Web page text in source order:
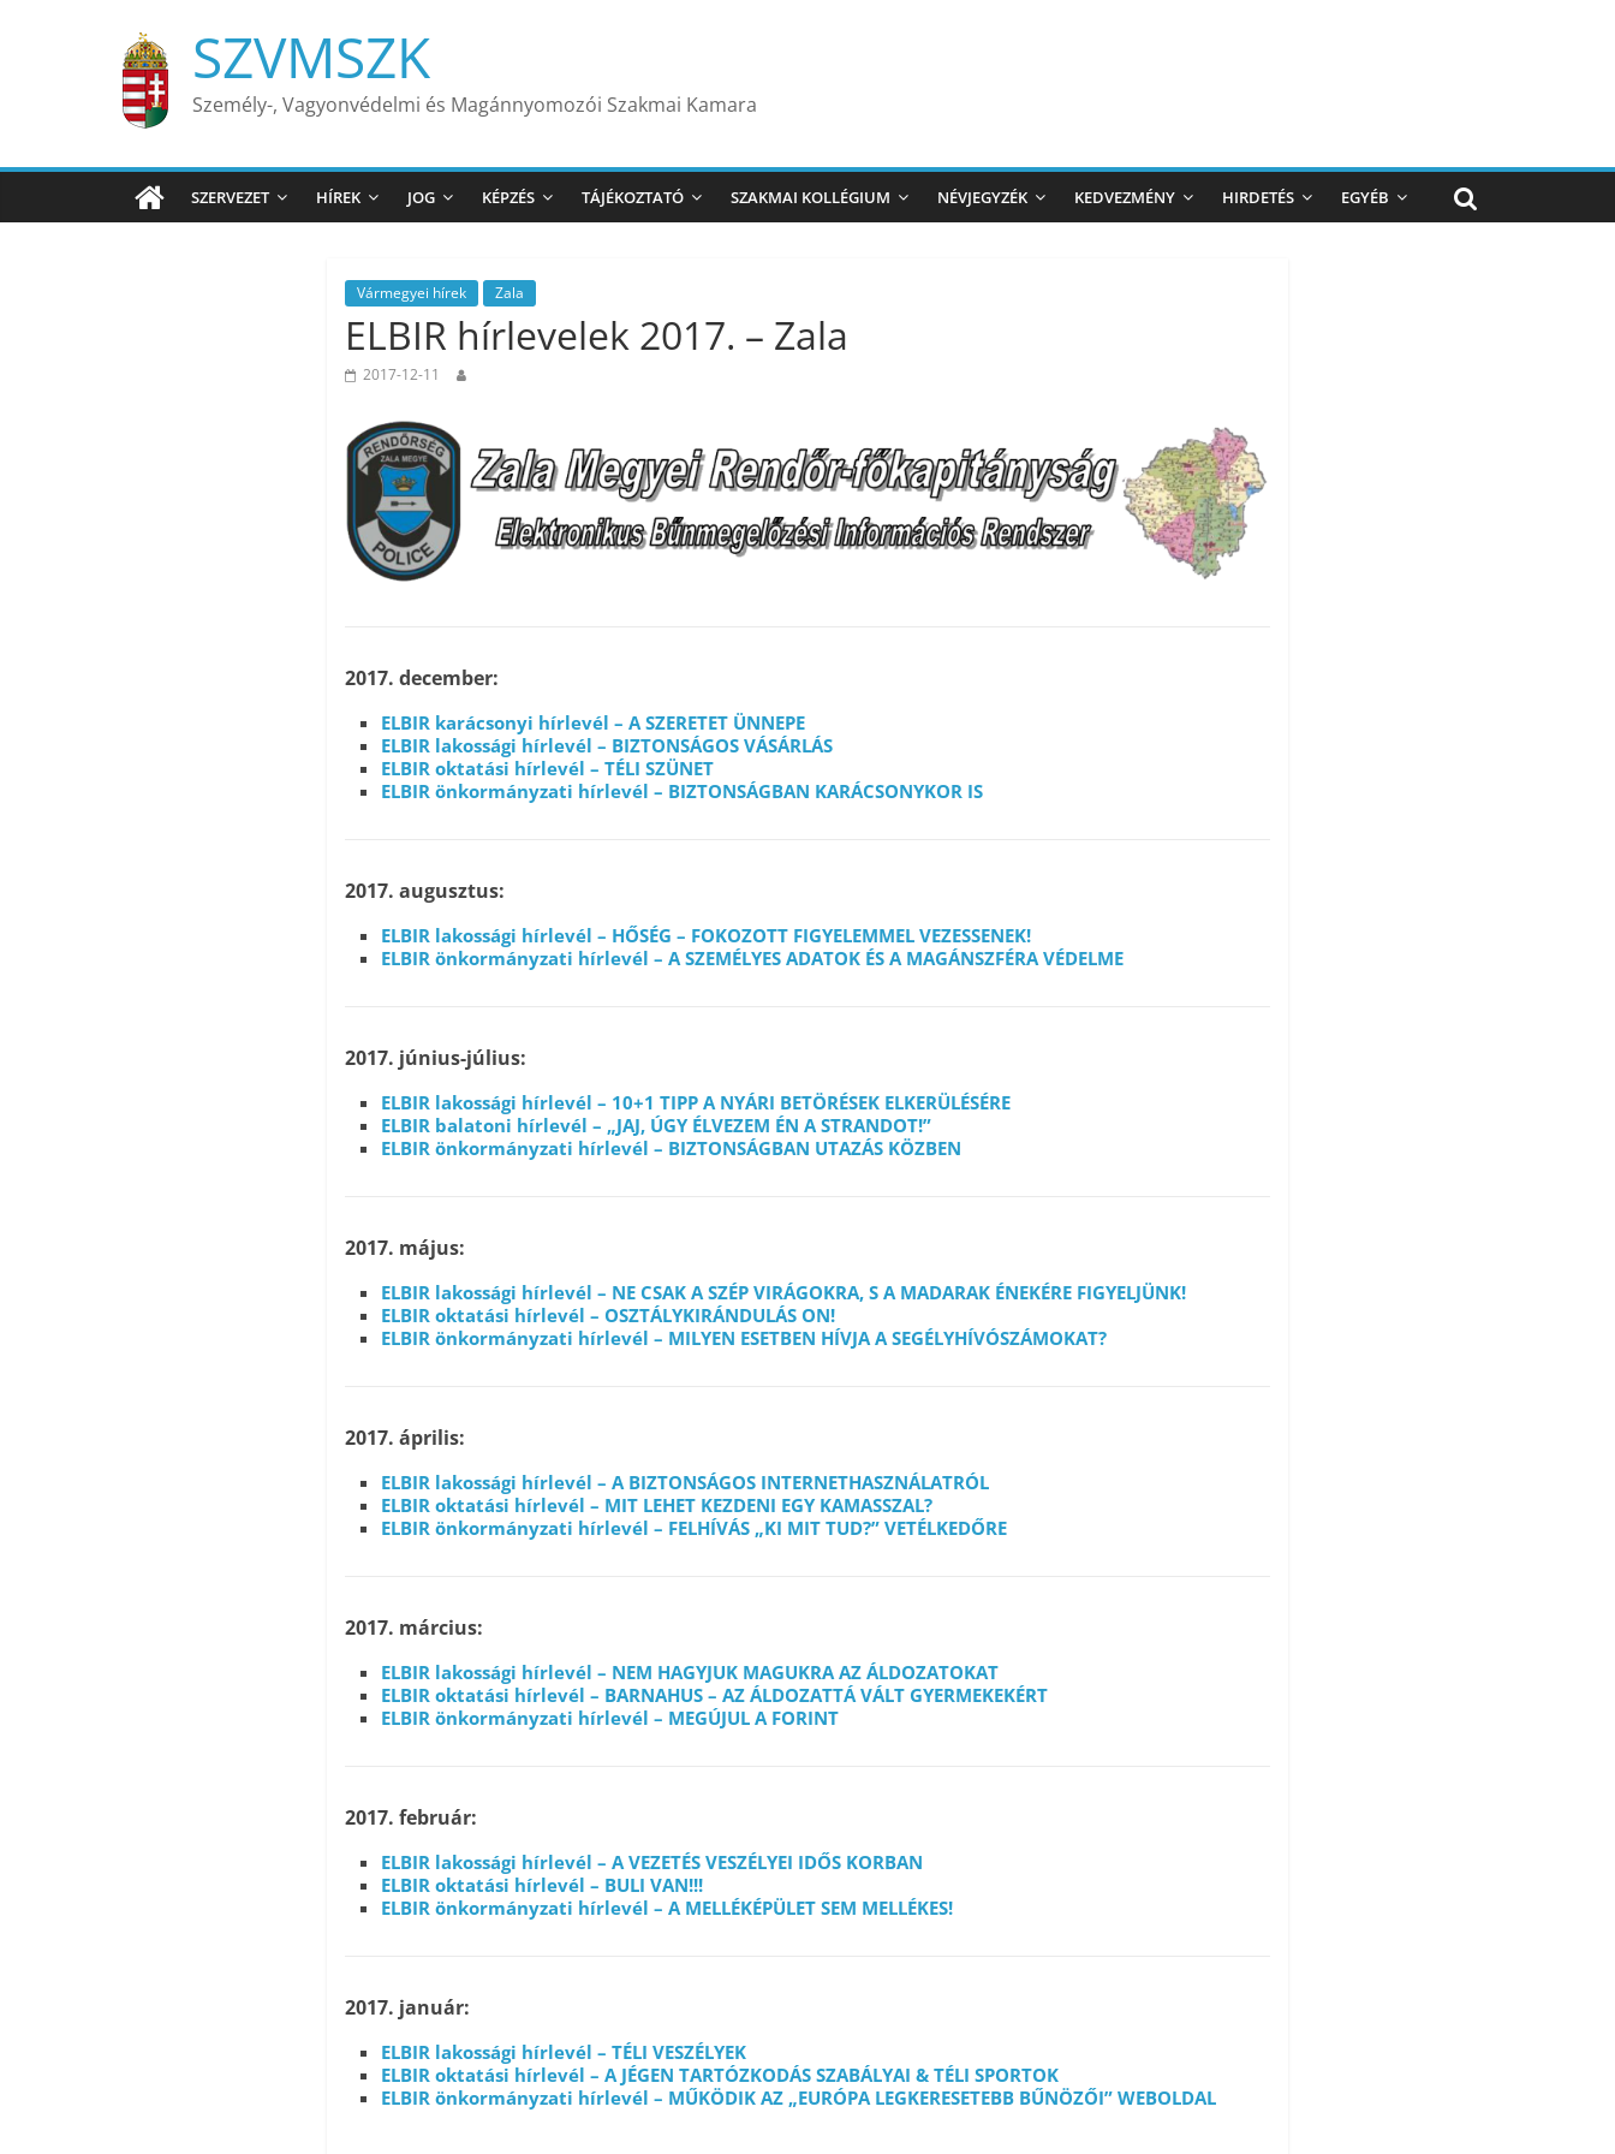
SZVMSZK
Személy-, Vagyonvédelmi és Magánnyomozói Szakmai Kamara
SZERVEZET HÍREK JOG KÉPZÉS TÁJÉKOZTATÓ SZAKMAI KOLLÉGIUM NÉVJEGYZÉK KEDVEZMÉNY HIRDETÉS EGYÉB
Vármegyei hírek Zala
ELBIR hírlevelek 2017. – Zala
2017-12-11
2017. december:
ELBIR karácsonyi hírlevél – A SZERETET ÜNNEPE
ELBIR lakossági hírlevél – BIZTONSÁGOS VÁSÁRLÁS
ELBIR oktatási hírlevél – TÉLI SZÜNET
ELBIR önkormányzati hírlevél – BIZTONSÁGBAN KARÁCSONYKOR IS
2017. augusztus:
ELBIR lakossági hírlevél – HŐSÉG – FOKOZOTT FIGYELEMMEL VEZESSENEK!
ELBIR önkormányzati hírlevél – A SZEMÉLYES ADATOK ÉS A MAGÁNSZFÉRA VÉDELME
2017. június-július:
ELBIR lakossági hírlevél – 10+1 TIPP A NYÁRI BETÖRÉSEK ELKERÜLÉSÉRE
ELBIR balatoni hírlevél – „JAJ, ÚGY ÉLVEZEM ÉN A STRANDOT!”
ELBIR önkormányzati hírlevél – BIZTONSÁGBAN UTAZÁS KÖZBEN
2017. május:
ELBIR lakossági hírlevél – NE CSAK A SZÉP VIRÁGOKRA, S A MADARAK ÉNEKÉRE FIGYELJÜNK!
ELBIR oktatási hírlevél – OSZTÁLYKIRÁNDULÁS ON!
ELBIR önkormányzati hírlevél – MILYEN ESETBEN HÍVJA A SEGÉLYHÍVÓSZÁMOKAT?
2017. április:
ELBIR lakossági hírlevél – A BIZTONSÁGOS INTERNETHASZNÁLATRÓL
ELBIR oktatási hírlevél – MIT LEHET KEZDENI EGY KAMASSZAL?
ELBIR önkormányzati hírlevél – FELHÍVÁS „KI MIT TUD?” VETÉLKEDŐRE
2017. március:
ELBIR lakossági hírlevél – NEM HAGYJUK MAGUKRA AZ ÁLDOZATOKAT
ELBIR oktatási hírlevél – BARNAHUS – AZ ÁLDOZATTÁ VÁLT GYERMEKEKÉRT
ELBIR önkormányzati hírlevél – MEGÚJUL A FORINT
2017. február:
ELBIR lakossági hírlevél – A VEZETÉS VESZÉLYEI IDŐS KORBAN
ELBIR oktatási hírlevél – BULI VAN!!!
ELBIR önkormányzati hírlevél – A MELLÉKÉPÜLET SEM MELLÉKES!
2017. január:
ELBIR lakossági hírlevél – TÉLI VESZÉLYEK
ELBIR oktatási hírlevél – A JÉGEN TARTÓZKODÁS SZABÁLYAI & TÉLI SPORTOK
ELBIR önkormányzati hírlevél – MŰKÖDIK AZ „EURÓPA LEGKERESETEBB BŰNÖZŐI” WEBOLDAL